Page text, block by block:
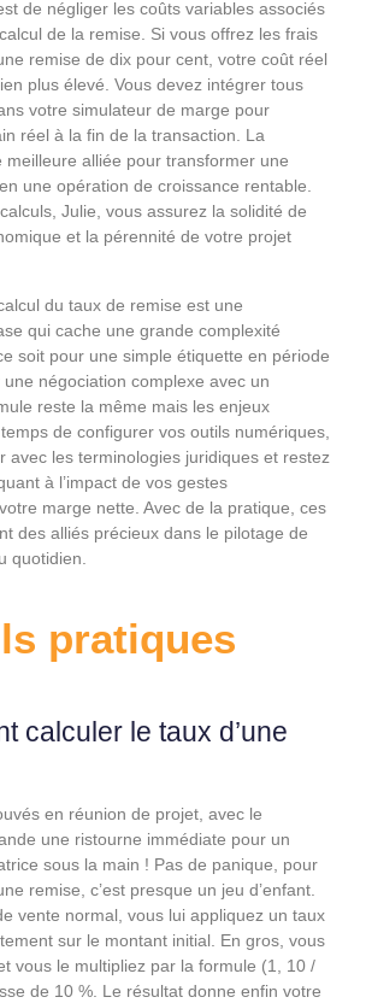
de négliger les coûts variables associés
de la remise. Si vous offrez les frais
remise de dix pour cent, votre coût réel
plus élevé. Vous devez intégrer tous
votre simulateur de marge pour
réel à la fin de la transaction. La
meilleure alliée pour transformer une
une opération de croissance rentable.
Julie, vous assurez la solidité de
et la pérennité de votre projet
du taux de remise est une
qui cache une grande complexité
soit pour une simple étiquette en période
négociation complexe avec un
reste la même mais les enjeux
de configurer vos outils numériques,
avec les terminologies juridiques et restez
à l’impact de vos gestes
marge nette. Avec de la pratique, ces
des alliés précieux dans le pilotage de
quotidien.
pratiques
calculer le taux d’une
en réunion de projet, avec le
une ristourne immédiate pour un
sous la main ! Pas de panique, pour
remise, c’est presque un jeu d’enfant.
vente normal, vous lui appliquez un taux
sur le montant initial. En gros, vous
vous le multipliez par la formule (1, 10 /
de 10 %. Le résultat donne enfin votre